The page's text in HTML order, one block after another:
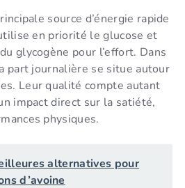
source d’énergie rapide
en priorité le glucose et
glycogène pour l’effort. Dans
part journalière se situe autour
Leur qualité compte autant
impact direct sur la satiété,
physiques.
alternatives pour
d’avoine